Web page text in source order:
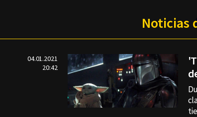
Noticias
04.01.2021
20:42